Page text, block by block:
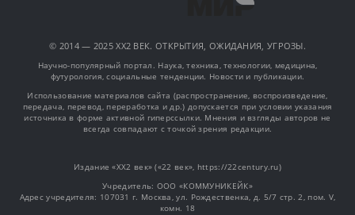
© 2014 — 2025 XX2 ВЕК. ОТКРЫТИЯ, ОЖИДАНИЯ, УГРОЗЫ.
Научно-популярный портал. Наука, техника, технологии, медицина,
футурология, социальные тенденции. Новости и публикации.
Использование материалов сайта (распространение, воспроизведение,
передача, перевод, переработка и др.) допускается при условии указания
источника в форме активной гиперссылки. Мнения и взгляды авторов не
всегда совпадают с точкой зрения редакции.
Издание «XX2 век» («22 век», https://22century.ru)
Учредитель: OOO «КОММУНИКЕЙК»
Адрес учредителя: 107031 г. Москва, ул. Рождественка, д. 5/7 стр. 2, пом. V,
комн. 18